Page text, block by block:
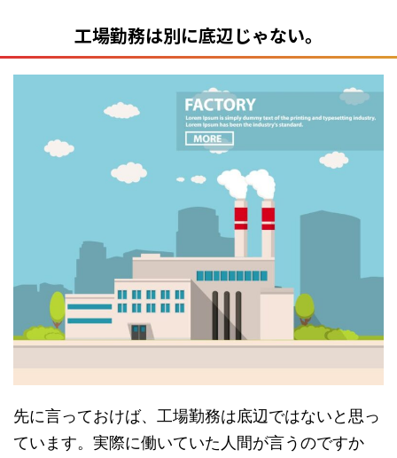
工場勤務は別に底辺じゃない。
先に言っておけば、工場勤務は底辺ではないと思っ
ています。実際に働いていた人間が言うのですか